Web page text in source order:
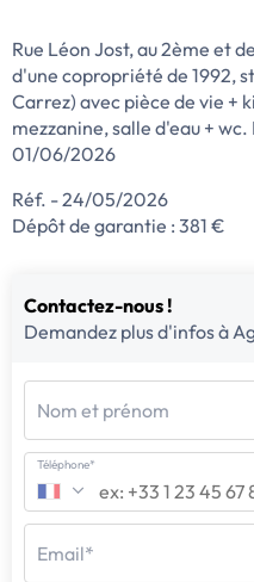
Rue Léon Jost, au 2ème et
d'une copropriété de 1992,
Carrez) avec pièce de vie +
mezzanine, salle d'eau +
01/06/2026
Réf. - 24/05/2026
Dépôt de garantie : 381 €
Contactez-nous !
Demandez plus d'infos à
Nom et prénom
Téléphone*
Email*